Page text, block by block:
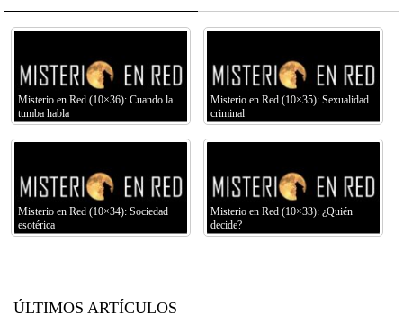
Misterio en Red (10×36): Cuando la
tumba habla
Misterio en Red (10×35): Sexualidad
criminal
Misterio en Red (10×34): Sociedad
esotérica
Misterio en Red (10×33): ¿Quién
decide?
ÚLTIMOS ARTÍCULOS